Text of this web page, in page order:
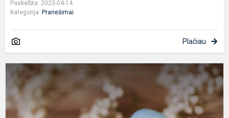
Paskelbta: 2023-04-14
Kategorija: Pranešimai
Plačiau